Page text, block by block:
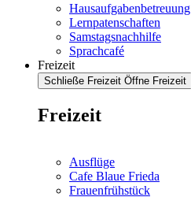
Hausaufgabenbetreuung
Lernpatenschaften
Samstagsnachhilfe
Sprachcafé
Freizeit
Schließe Freizeit Öffne Freizeit
Freizeit
Ausflüge
Cafe Blaue Frieda
Frauenfrühstück